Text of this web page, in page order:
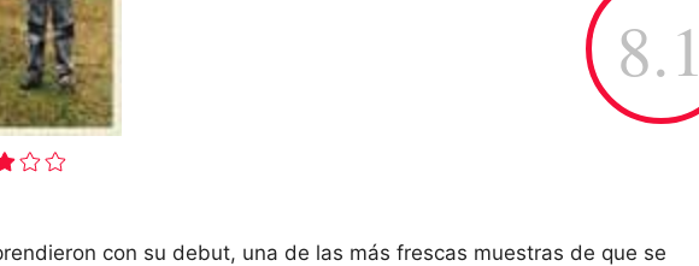
8.1
con su debut, una de las más frescas muestras de que se